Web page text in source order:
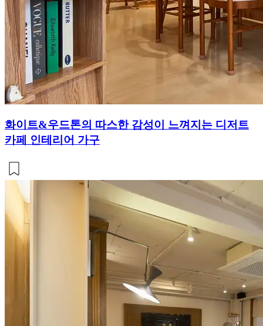
화이트&우드톤의 따스한 감성이 느껴지는 디저트
카페 인테리어 가구